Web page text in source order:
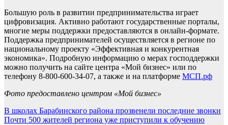
Большую роль в развитии предпринимательства играет
цифровизация. Активно работают государственные порталы,
многие меры поддержки предоставляются в онлайн-формате.
Поддержка предпринимателей осуществляется в регионе по
национальному проекту «Эффективная и конкурентная
экономика». Подробную информацию о мерах господдержки
можно получить на сайте центра «Мой бизнес» или по
телефону 8-800-600-34-07, а также и на платформе МСП.рф
Фото предоставлено центром «Мой бизнес»
Навигация
В школах Барабинского района прозвенели последние звонки
Почти 500 жителей региона уже приступили к обучению